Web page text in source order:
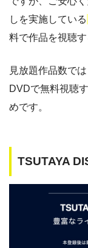
しを実施している
料で作品を視聴す
見放題作品数で
DVDで無料視聴
めです。
TSUTAYA